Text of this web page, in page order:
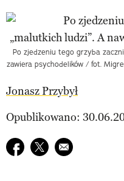
Po zjedzeniu tego grzyba
zawiera psychodelików / fot.
Jonasz Przybył
Opublikowano:
Udostępnij na facebook
Udostępnij na
E-mail do